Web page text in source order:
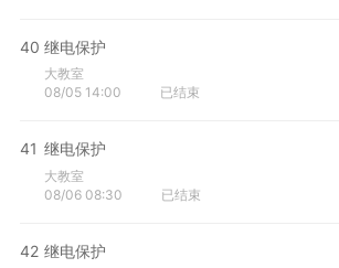
40 继电保护
大教室
08/05 14:00
已结束
41 继电保护
大教室
08/06 08:30
已结束
42 继电保护